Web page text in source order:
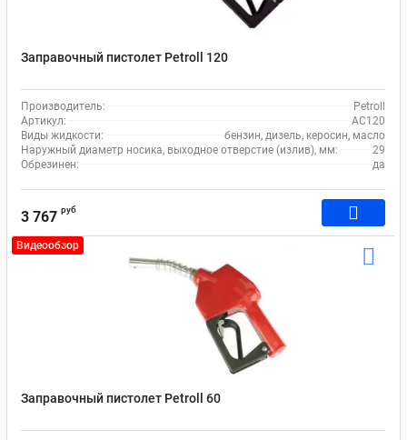
Заправочный пистолет Petroll 120
Производитель:
Petroll
Артикул:
AC120
Виды жидкости:
бензин, дизель, керосин, масло
Наружный диаметр носика, выходное отверстие (излив), мм:
29
Обрезинен:
да
3 767 руб
Видеообзор
Заправочный пистолет Petroll 60